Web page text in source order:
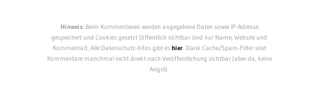
Hinweis:Beim Kommentieren werden angegebene Daten sowie IP-Adresse
gespeichert und Cookies gesetzt (öffentlich sichtbar sind nur Name, Website und
Kommentar). Alle Datenschutz-Infos gibt eshier. Dank Cache/Spam-Filter sind
Kommentare manchmal nicht direkt nach Veröffentlichung sichtbar (aber da, keine
Angst).